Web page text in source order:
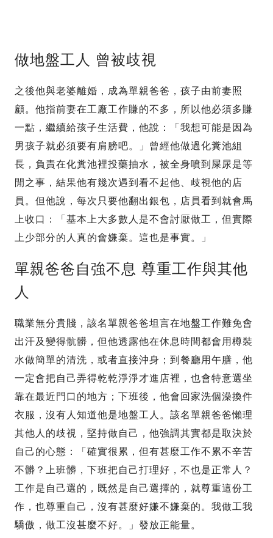
做地盤工人 曾被歧視
之後他與老婆離婚，成為單親爸爸，孩子由前妻照
顧。他指前妻在工廠工作賺的不多，所以他必須多賺
一點，繼續給孩子生活費，他說：「我想可能是因為
男孩子就必須要有肩膀吧。」曾經他做過化糞池組
長，負責在化糞池裡投藥抽水，被全身噴到屎尿是等
閒之事，結果他有幾次遇到看不起他、歧視他的店
員。但他說，每次只要他翻出銀包，店員看到就會馬
上收口：「基本上大多數人是不會討厭做工，但實際
上少部分的人真的會嫌棄。這也是事實。」
單親爸爸自強不息 尊重工作與其他
人
職業無分貴賤，該名單親爸爸坦言在地盤工作難免會
出汗及變得骯髒，但他透露他在休息時間都會用樽裝
水做簡單的清洗，或者直接沖身；到餐廳用午膳，他
一定會把自己弄得乾乾淨淨才進店裡，也會特意選坐
靠在最近門口的地方；下班後，他會回家洗個澡換件
衣服，沒有人知道他是地盤工人。該名單親爸爸懶理
其他人的歧視，堅持做自己，他強調其實都是取決於
自己的心態：「確實很累，但有甚麼工作不累不辛苦
不髒？上班髒，下班把自己打理好，不也是正常人？
工作是自己選的，既然是自己選擇的，就尊重這份工
作，也尊重自己，沒有甚麼好嫌不嫌棄的。我做工我
驕傲，做工沒甚麼不好。」發放正能量。